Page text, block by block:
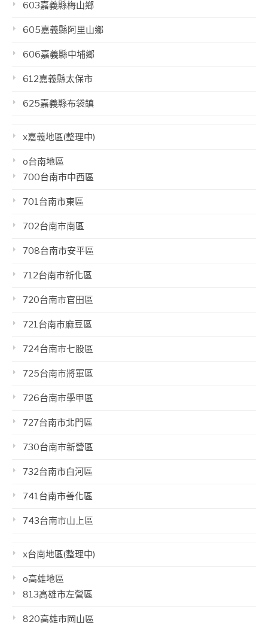
603嘉義縣梅山鄉
605嘉義縣阿里山鄉
606嘉義縣中埔鄉
612嘉義縣太保市
625嘉義縣布袋鎮
x嘉義地區(整理中)
o台南地區
700台南市中西區
701台南市東區
702台南市南區
708台南市安平區
712台南市新化區
720台南市官田區
721台南市麻豆區
724台南市七股區
725台南市將軍區
726台南市學甲區
727台南市北門區
730台南市新營區
732台南市白河區
741台南市善化區
743台南市山上區
x台南地區(整理中)
o高雄地區
813高雄市左營區
820高雄市岡山區